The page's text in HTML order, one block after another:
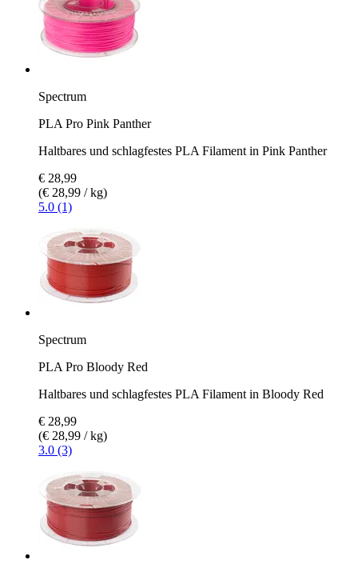
Spectrum
PLA Pro Pink Panther
Haltbares und schlagfestes PLA Filament in Pink Panther
€ 28,99
(€ 28,99 / kg)
5.0 (1)
Spectrum
PLA Pro Bloody Red
Haltbares und schlagfestes PLA Filament in Bloody Red
€ 28,99
(€ 28,99 / kg)
3.0 (3)